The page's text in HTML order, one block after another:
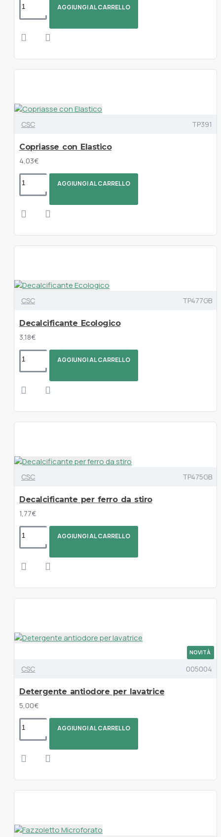
AGGIUNGI AL CARRELLO
CSC TP391
Copriasse con Elastico
4,03€
AGGIUNGI AL CARRELLO
CSC TP477GB
Decalcificante Ecologico
3,18€
AGGIUNGI AL CARRELLO
CSC TP475GB
Decalcificante per ferro da stiro
1,77€
AGGIUNGI AL CARRELLO
NOVITÀ
CSC 005004
Detergente antiodore per lavatrice
5,00€
AGGIUNGI AL CARRELLO